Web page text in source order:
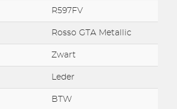
R597FV
Rosso GTA Metallic
Zwart
Leder
BTW